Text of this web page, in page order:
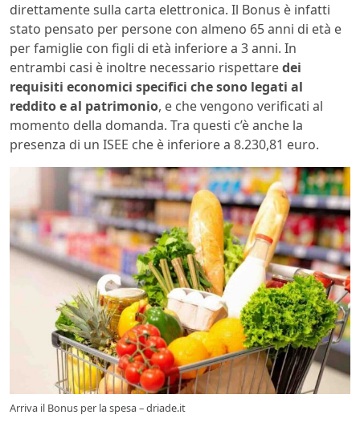
direttamente sulla carta elettronica. Il Bonus è infatti
stato pensato per persone con almeno 65 anni di età e
per famiglie con figli di età inferiore a 3 anni. In
entrambi casi è inoltre necessario rispettaredei
requisiti economici specifici che sono legati al
reddito e al patrimonio, e che vengono verificati al
momento della domanda. Tra questi c’è anche la
presenza di un ISEE che è inferiore a 8.230,81 euro.
Arriva il Bonus per la spesa – driade.it